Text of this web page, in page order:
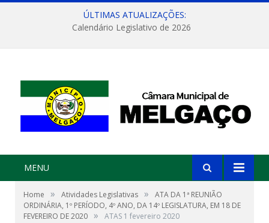
ÚLTIMAS ATUALIZAÇÕES:
Calendário Legislativo de 2026
MENU
Home » Atividades Legislativas »
ATA DA 1ª REUNIÃO
ORDINÁRIA, 1º PERÍODO, 4º ANO, DA 14º LEGISLATURA, EM 18 DE
FEVEREIRO DE 2020 » ATAS 1 fevereiro 2020